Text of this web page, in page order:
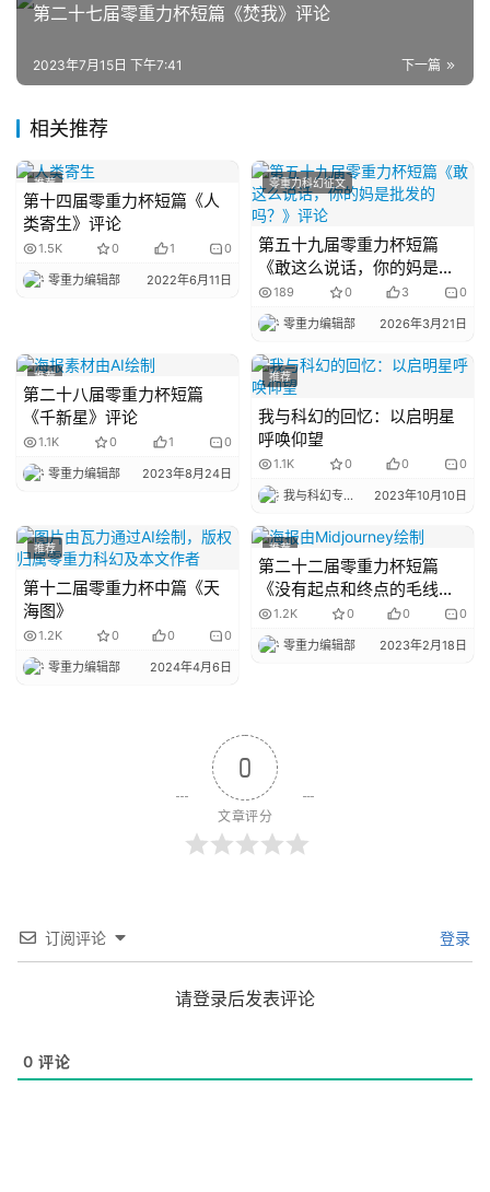
科
小
库
第二十七届零重力杯短篇《焚我》评论
下一篇
2023年7月15日 下午7:41
相关推荐
推荐
第十四届零重力杯短篇《人
类寄生》评论
1.5K 0 1 0
零重力编辑部 2022年6月11日
零重力科幻征文
第五十九届零重力杯短篇
《敢这么说话，你的妈是批
发的吗？》评论
189 0 3 0
零重力编辑部 2026年3月21日
推荐
第二十八届零重力杯短篇
《千新星》评论
1.1K 0 1 0
零重力编辑部 2023年8月24日
推荐
我与科幻的回忆：以启明星
呼唤仰望
1.1K 0 0 0
我与科幻专栏小编 2023年10月10日
推荐
第十二届零重力杯中篇《天
海图》
1.2K 0 0 0
零重力编辑部 2024年4月6日
推荐
第二十二届零重力杯短篇
《没有起点和终点的毛线
团》评论
1.2K 0 0 0
零重力编辑部 2023年2月18日
0
文章评分
订阅评论 登录
请登录后发表评论
0 评论